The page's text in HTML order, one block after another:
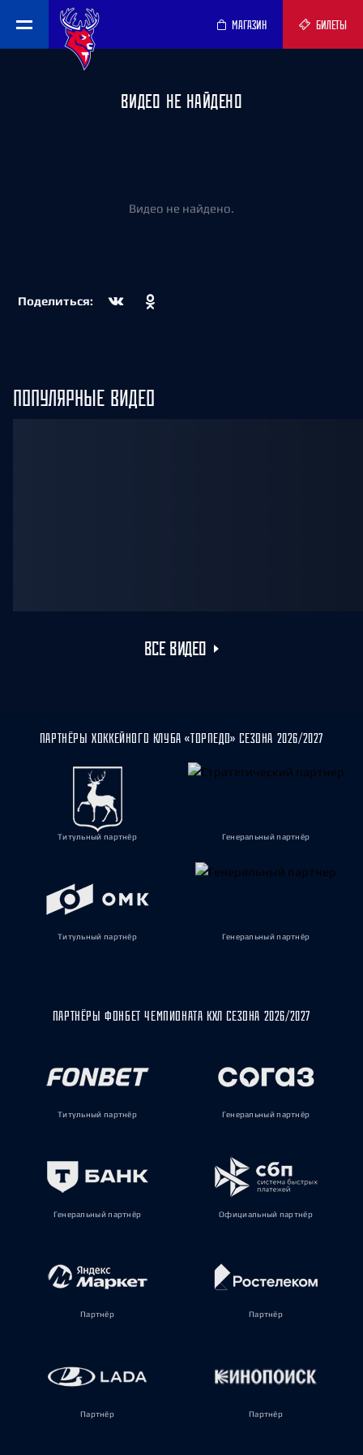
МАГАЗИН БИЛЕТЫ
ВИДЕО НЕ НАЙДЕНО
Видео не найдено.
Поделиться:
ПОПУЛЯРНЫЕ ВИДЕО
ВСЕ ВИДЕО
ПАРТНЁРЫ ХОККЕЙНОГО КЛУБА «ТОРПЕДО» СЕЗОНА 2026/2027
Титульный партнёр Генеральный партнёр
Титульный партнёр Генеральный партнёр
ПАРТНЁРЫ ФОНБЕТ ЧЕМПИОНАТА КХЛ СЕЗОНА 2026/2027
Титульный партнёр Генеральный партнёр
Генеральный партнёр Официальный партнёр
Партнёр Партнёр
Партнёр Партнёр